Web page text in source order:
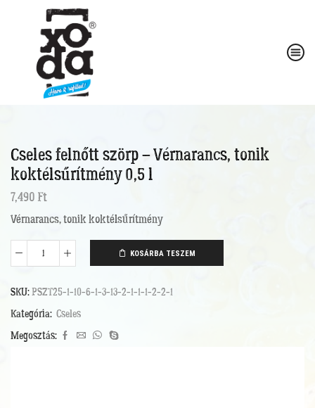
Cseles felnőtt szörp – Vérnarancs, tonik
koktélsűrítmény 0,5 l
7,490 Ft
Vérnarancs, tonik koktélsűrítmény
Cseles
-
Vérnarancs,
koktélsűrítmény
KOSÁRBA TESZEM
SKU:PSZT25-1-10-6-1-3-13-2-1-1-1-2-2-1
Kategória: Cseles
Megosztás: